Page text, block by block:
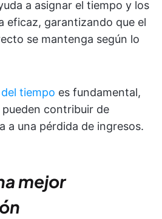
a asignar el tiempo y los
eficaz, garantizando que el
se mantenga según lo
del tiempo es fundamental,
contribuir de
a una pérdida de ingresos.
mejor